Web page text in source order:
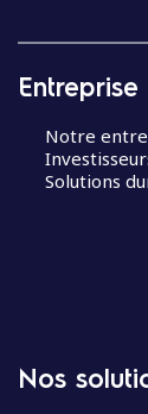
Entreprise
Notre
Solutions
Nos